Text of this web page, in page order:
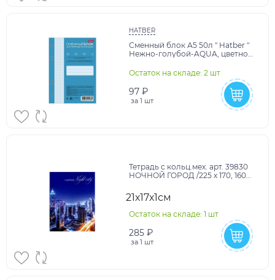
HATBER
Сменный блок А5 50л " Hatber "
Нежно-голубой-AQUA, цветной
тетрадей на кольц
Остаток на складе: 2 шт
97 ₽
за 1 шт
Тетрадь с кольц.мех. арт. 39830
НОЧНОЙ ГОРОД /225 х 170, 160
21х17х1см
Остаток на складе: 1 шт
285 ₽
за 1 шт